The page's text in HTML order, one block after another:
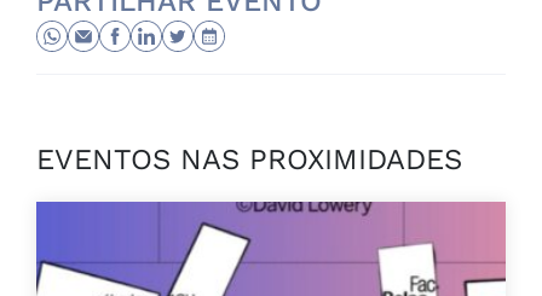
EVENTOS NAS PROXIMIDADES